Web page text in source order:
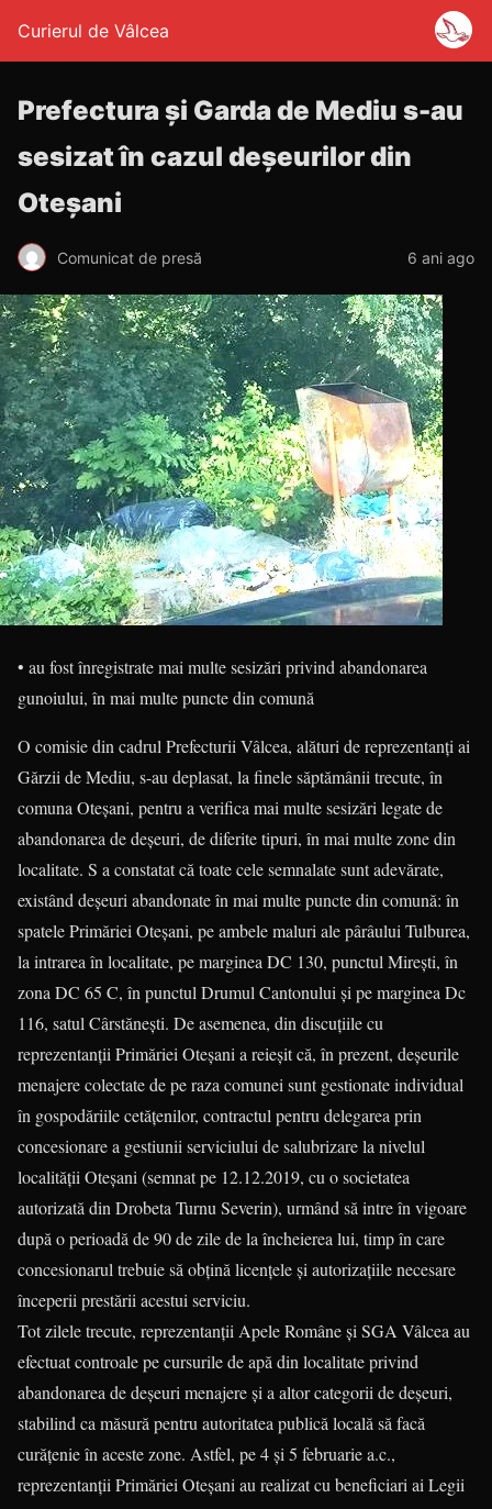
Curierul de Vâlcea
Prefectura și Garda de Mediu s-au
sesizat în cazul deșeurilor din
Oteșani
Comunicat de presă 6 ani ago
• au fost înregistrate mai multe sesizări privind abandonarea
gunoiului, în mai multe puncte din comună
O comisie din cadrul Prefecturii Vâlcea, alături de reprezentanți ai
Gărzii de Mediu, s-au deplasat, la finele săptămânii trecute, în
comuna Oteșani, pentru a verifica mai multe sesizări legate de
abandonarea de deșeuri, de diferite tipuri, în mai multe zone din
localitate. S a constatat că toate cele semnalate sunt adevărate,
existând deșeuri abandonate în mai multe puncte din comună: în
spatele Primăriei Oteșani, pe ambele maluri ale pârâului Tulburea,
la intrarea în localitate, pe marginea DC 130, punctul Mirești, în
zona DC 65 C, în punctul Drumul Cantonului și pe marginea Dc
116, satul Cârstănești. De asemenea, din discuțiile cu
reprezentanții Primăriei Oteșani a reieșit că, în prezent, deșeurile
menajere colectate de pe raza comunei sunt gestionate individual
în gospodăriile cetățenilor, contractul pentru delegarea prin
concesionare a gestiunii serviciului de salubrizare la nivelul
localității Oteșani (semnat pe 12.12.2019, cu o societatea
autorizată din Drobeta Turnu Severin), urmând să intre în vigoare
după o perioadă de 90 de zile de la încheierea lui, timp în care
concesionarul trebuie să obțină licențele și autorizațiile necesare
începerii prestării acestui serviciu.
Tot zilele trecute, reprezentanții Apele Române și SGA Vâlcea au
efectuat controale pe cursurile de apă din localitate privind
abandonarea de deșeuri menajere și a altor categorii de deșeuri,
stabilind ca măsură pentru autoritatea publică locală să facă
curățenie în aceste zone. Astfel, pe 4 și 5 februarie a.c.,
reprezentanții Primăriei Oteșani au realizat cu beneficiari ai Legii